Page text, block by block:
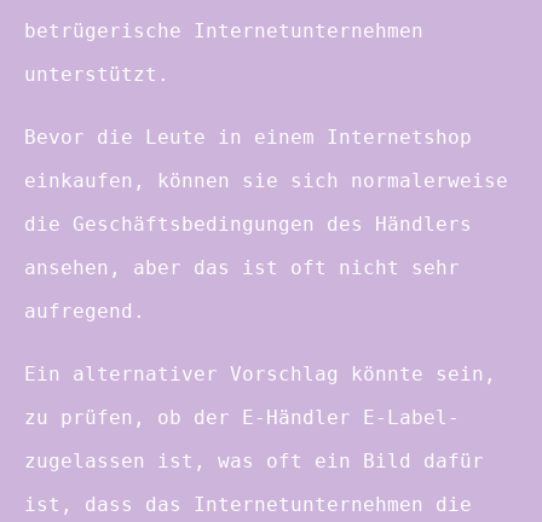
betrügerische Internetunternehmen
unterstützt.
Bevor die Leute in einem Internetshop
einkaufen, können sie sich normalerweise
die Geschäftsbedingungen des Händlers
ansehen, aber das ist oft nicht sehr
aufregend.
Ein alternativer Vorschlag könnte sein,
zu prüfen, ob der E-Händler E-Label-
zugelassen ist, was oft ein Bild dafür
ist, dass das Internetunternehmen die